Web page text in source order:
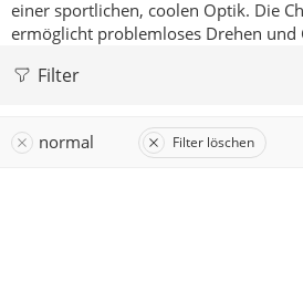
einer sportlichen, coolen Optik. Die
ermöglicht problemloses Drehen und
Filter
normal Filter löschen